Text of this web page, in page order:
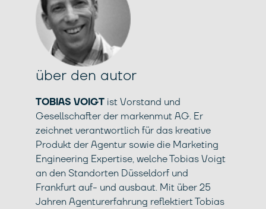
über den autor
TOBIAS VOIGT ist Vorstand und
Gesellschafter der markenmut AG. Er
zeichnet verantwortlich für das kreative
Produkt der Agentur sowie die Marketing
Engineering Expertise, welche Tobias Voigt
an den Standorten Düsseldorf und
Frankfurt auf- und ausbaut. Mit über 25
Jahren Agenturerfahrung reflektiert Tobias